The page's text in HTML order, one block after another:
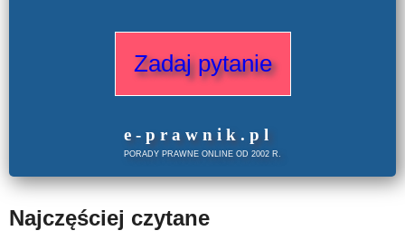
Zadaj pytanie
e -prawnik . pl
PORADY PRAWNE ONLINE OD 2002 R.
Najczęściej czytane